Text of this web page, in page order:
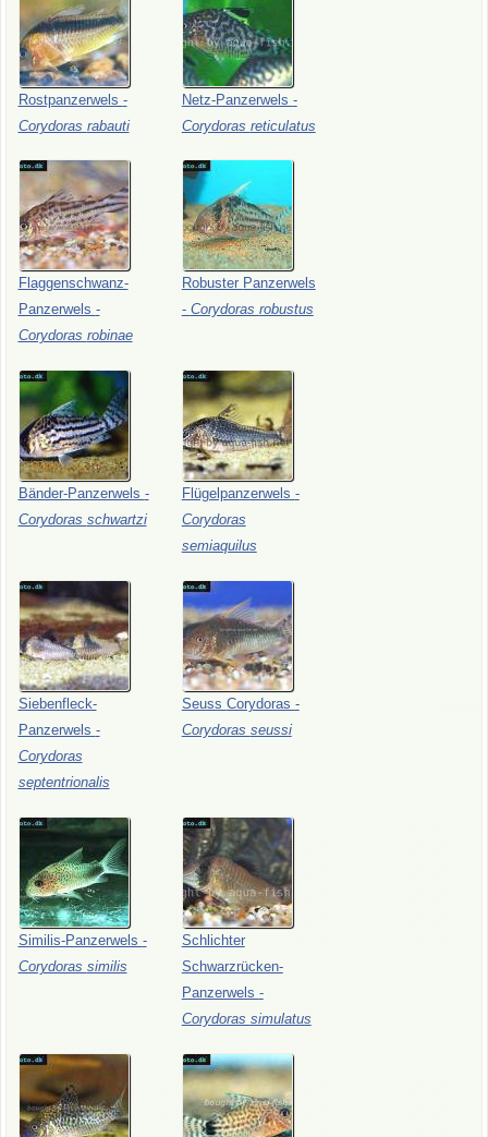
Rostpanzerwels -
Corydoras rabauti
Netz-Panzerwels -
Corydoras reticulatus
Flaggenschwanz-
Panzerwels -
Corydoras robinae
Robuster Panzerwels
- Corydoras robustus
Bänder-Panzerwels -
Corydoras schwartzi
Flügelpanzerwels -
Corydoras
semiaquilus
Siebenfleck-
Panzerwels -
Corydoras
septentrionalis
Seuss Corydoras -
Corydoras seussi
Similis-Panzerwels -
Corydoras similis
Schlichter
Schwarzrücken-
Panzerwels -
Corydoras simulatus